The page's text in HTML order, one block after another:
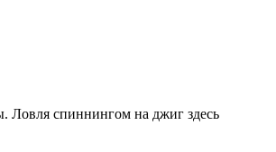
Ловля спиннингом на джиг здесь